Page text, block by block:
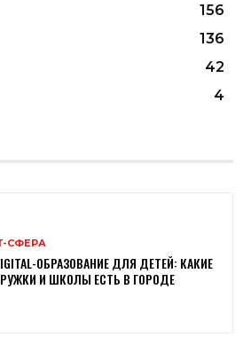
156
136
42
4
СФЕРА
ОБРАЗОВАНИЕ ДЛЯ ДЕТЕЙ: КАКИЕ
И ШКОЛЫ ЕСТЬ В ГОРОДЕ